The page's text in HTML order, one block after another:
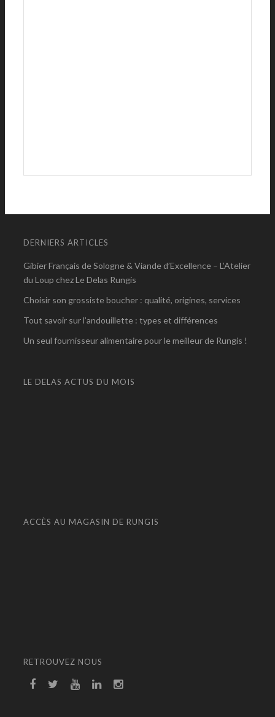
DERNIERS ARTICLES
Gibier Français de Sologne & Viande d’Excellence – L’Atelier
du Loup chez Le Delas Rungis
Choisir son grossiste boucher : qualité, origines, services
Tout savoir sur l’andouillette : types et différences
Un seul fournisseur alimentaire pour le meilleur de Rungis !
LE DELAS ACTUS DU MOIS
ACCÈS AU MAGASIN DE RUNGIS
RETROUVEZ NOUS